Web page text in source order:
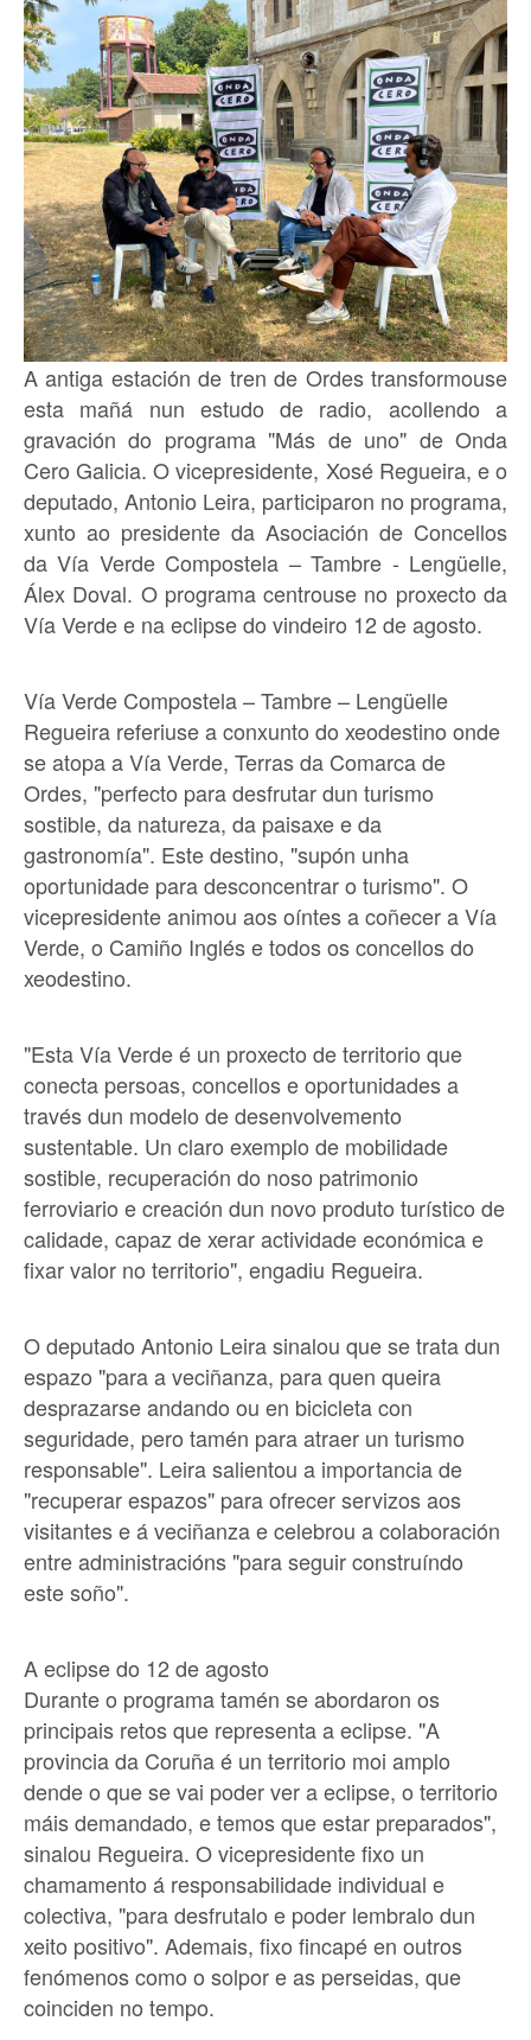
A antiga estación de tren de Ordes transformouse
esta mañá nun estudo de radio, acollendo a
gravación do programa "Más de uno" de Onda
Cero Galicia. O vicepresidente, Xosé Regueira, e o
deputado, Antonio Leira, participaron no programa,
xunto ao presidente da Asociación de Concellos
da Vía Verde Compostela – Tambre - Lengüelle,
Álex Doval. O programa centrouse no proxecto da
Vía Verde e na eclipse do vindeiro 12 de agosto.
Vía Verde Compostela – Tambre – Lengüelle
Regueira referiuse a conxunto do xeodestino onde
se atopa a Vía Verde, Terras da Comarca de
Ordes, "perfecto para desfrutar dun turismo
sostible, da natureza, da paisaxe e da
gastronomía". Este destino, "supón unha
oportunidade para desconcentrar o turismo". O
vicepresidente animou aos oíntes a coñecer a Vía
Verde, o Camiño Inglés e todos os concellos do
xeodestino.
"Esta Vía Verde é un proxecto de territorio que
conecta persoas, concellos e oportunidades a
través dun modelo de desenvolvemento
sustentable. Un claro exemplo de mobilidade
sostible, recuperación do noso patrimonio
ferroviario e creación dun novo produto turístico de
calidade, capaz de xerar actividade económica e
fixar valor no territorio", engadiu Regueira.
O deputado Antonio Leira sinalou que se trata dun
espazo "para a veciñanza, para quen queira
desprazarse andando ou en bicicleta con
seguridade, pero tamén para atraer un turismo
responsable". Leira salientou a importancia de
"recuperar espazos" para ofrecer servizos aos
visitantes e á veciñanza e celebrou a colaboración
entre administracións "para seguir construíndo
este soño".
A eclipse do 12 de agosto
Durante o programa tamén se abordaron os
principais retos que representa a eclipse. "A
provincia da Coruña é un territorio moi amplo
dende o que se vai poder ver a eclipse, o territorio
máis demandado, e temos que estar preparados",
sinalou Regueira. O vicepresidente fixo un
chamamento á responsabilidade individual e
colectiva, "para desfrutalo e poder lembralo dun
xeito positivo". Ademais, fixo fincapé en outros
fenómenos como o solpor e as perseidas, que
coinciden no tempo.